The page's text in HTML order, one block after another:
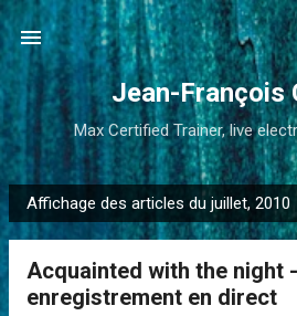
Accéder au contenu
Jean-François
Max Certified Trainer, live
A
r
Affichage des articles du juillet, 2010
Acquainted with the night -
enregistrement en direct